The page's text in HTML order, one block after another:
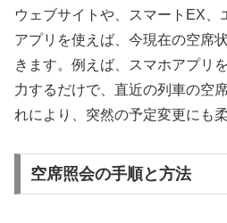
ウェブサイトや、スマートEX、
アプリを使えば、今現在の空席
きます。例えば、スマホアプリ
力するだけで、直近の列車の空
れにより、突然の予定変更にも
空席照会の手順と方法